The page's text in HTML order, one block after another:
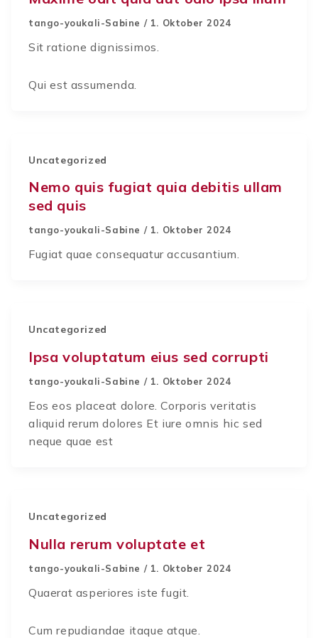
tango-youkali-Sabine / 1. Oktober 2024
Sit ratione dignissimos.
Qui est assumenda.
Uncategorized
Nemo quis fugiat quia debitis ullam
sed quis
tango-youkali-Sabine / 1. Oktober 2024
Fugiat quae consequatur accusantium.
Uncategorized
Ipsa voluptatum eius sed corrupti
tango-youkali-Sabine / 1. Oktober 2024
Eos eos placeat dolore. Corporis veritatis
aliquid rerum dolores Et iure omnis hic sed
neque quae est
Uncategorized
Nulla rerum voluptate et
tango-youkali-Sabine / 1. Oktober 2024
Quaerat asperiores iste fugit.
Cum repudiandae itaque atque.